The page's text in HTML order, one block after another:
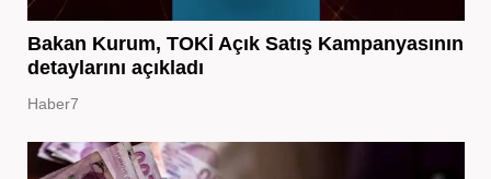
Bakan Kurum, TOKİ Açık Satış Kampanyasının
detaylarını açıkladı
Haber7